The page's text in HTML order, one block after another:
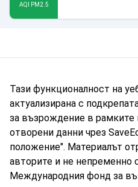
AQI PM2.5
Тази функционалност на
актуализирана с
за възрождение в рамките
отворени данни чрез
положение". Материалът
авторите и не непременно
Международния фонд за